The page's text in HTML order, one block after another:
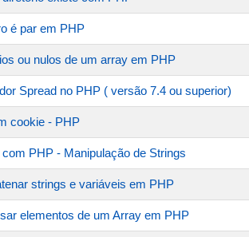
é par em PHP
ou nulos de um array em PHP
Spread no PHP ( versão 7.4 ou superior)
cookie - PHP
PHP - Manipulação de Strings
strings e variáveis em PHP
elementos de um Array em PHP